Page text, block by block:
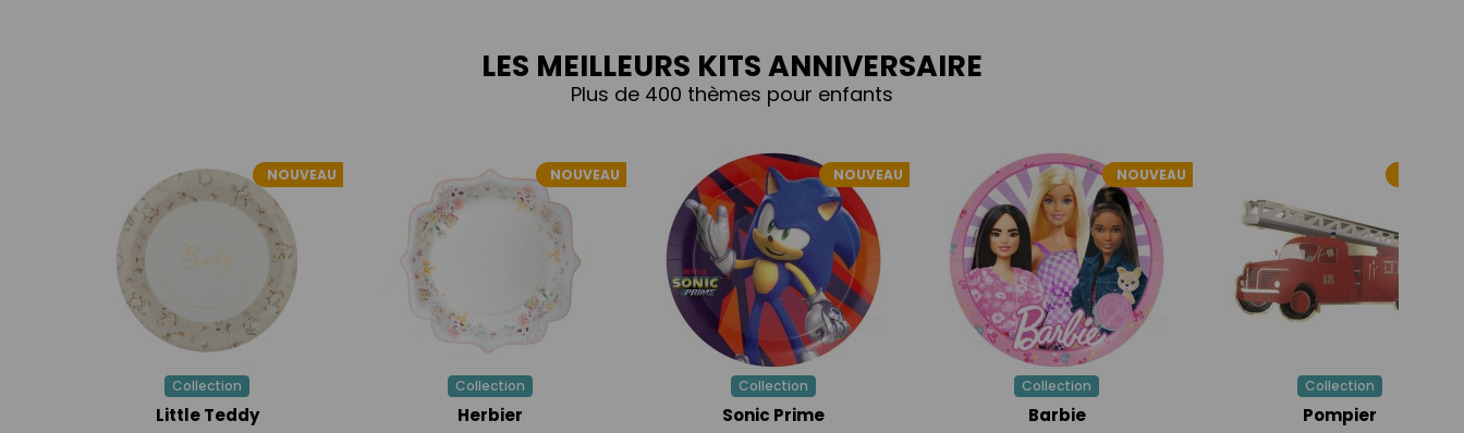
LES MEILLEURS KITS ANNIVERSAIRE
Plus de 400 thèmes pour enfants
NOUVEAU
Collection
Little Teddy
NOUVEAU
Collection
Herbier
NOUVEAU
Collection
Sonic Prime
NOUVEAU
Collection
Barbie
Collection
Pompier